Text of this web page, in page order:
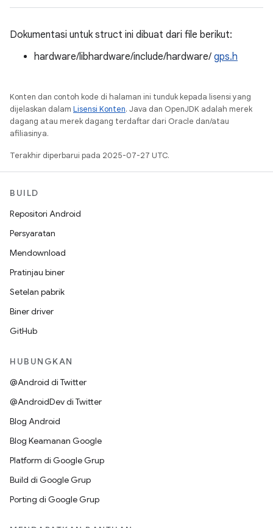
Dokumentasi untuk struct ini dibuat dari file berikut:
hardware/libhardware/include/hardware/ gps.h
Konten dan contoh kode di halaman ini tunduk kepada lisensi yang
dijelaskan dalam Lisensi Konten. Java dan OpenJDK adalah merek
dagang atau merek dagang terdaftar dari Oracle dan/atau
afiliasinya.
Terakhir diperbarui pada 2025-07-27 UTC.
BUILD
Repositori Android
Persyaratan
Mendownload
Pratinjau biner
Setelan pabrik
Biner driver
GitHub
HUBUNGKAN
@Android di Twitter
@AndroidDev di Twitter
Blog Android
Blog Keamanan Google
Platform di Google Grup
Build di Google Grup
Porting di Google Grup